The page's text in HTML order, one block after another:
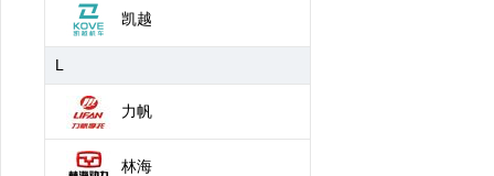
凯越
L
力帆
林海